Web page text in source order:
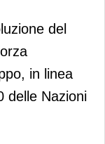
del
in linea
delle Nazioni